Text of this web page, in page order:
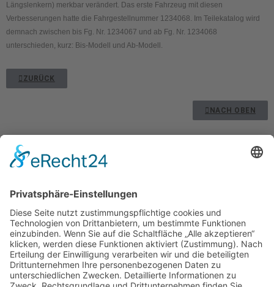
Längslenkern) merkbar verändert. Das erste Fahrzeug mit diesen
Verbesserungen hatte die Fahrgestellnummer 1234068. Im Teilekatalog wird
demnach zwischen bis Fg. Nr. 1234067 und ab Fg. Nr. 1234068
unterschieden, kurz: Bis-Modell und Ab-Modell.
ZURÜCK
NACH OBEN
Kontakt
Mitgliederbereich
Umsetzung: DOUBLE-A-DESIGN